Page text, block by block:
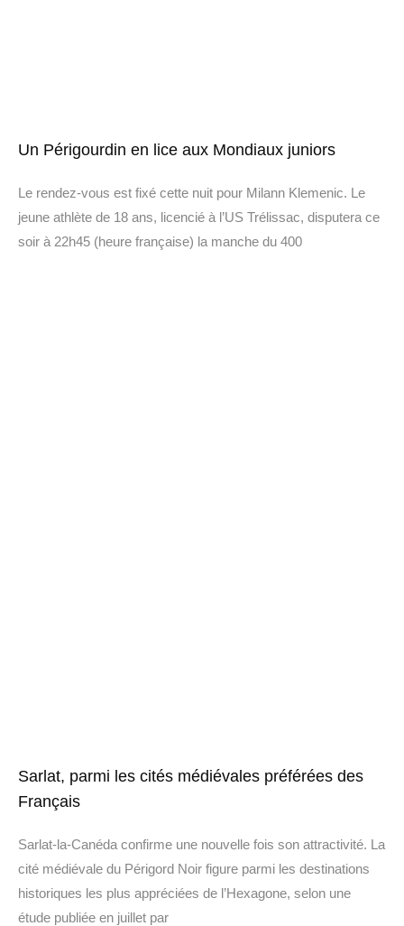
Un Périgourdin en lice aux Mondiaux juniors
Le rendez-vous est fixé cette nuit pour Milann Klemenic. Le
jeune athlète de 18 ans, licencié à l’US Trélissac, disputera ce
soir à 22h45 (heure française) la manche du 400
Sarlat, parmi les cités médiévales préférées des
Français
Sarlat-la-Canéda confirme une nouvelle fois son attractivité. La
cité médiévale du Périgord Noir figure parmi les destinations
historiques les plus appréciées de l’Hexagone, selon une
étude publiée en juillet par